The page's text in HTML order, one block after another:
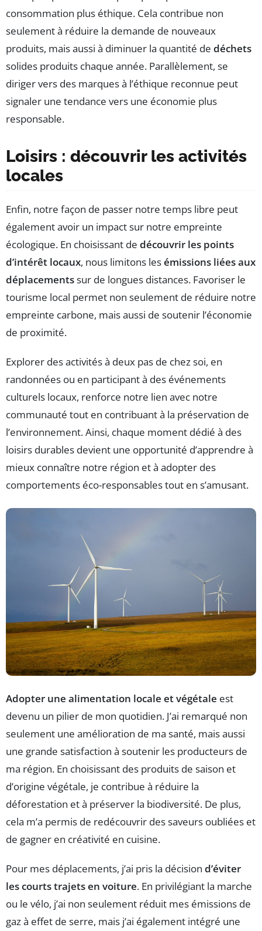
consommation plus éthique. Cela contribue non
seulement à réduire la demande de nouveaux
produits, mais aussi à diminuer la quantité de déchets
solides produits chaque année. Parallèlement, se
diriger vers des marques à l’éthique reconnue peut
signaler une tendance vers une économie plus
responsable.
Loisirs : découvrir les activités
locales
Enfin, notre façon de passer notre temps libre peut
également avoir un impact sur notre empreinte
écologique. En choisissant de découvrir les points
d’intérêt locaux, nous limitons lesémissions liées aux
déplacementssur de longues distances. Favoriser le
tourisme local permet non seulement de réduire notre
empreinte carbone, mais aussi de soutenir l’économie
de proximité.
Explorer des activités à deux pas de chez soi, en
randonnées ou en participant à des événements
culturels locaux, renforce notre lien avec notre
communauté tout en contribuant à la préservation de
l’environnement. Ainsi, chaque moment dédié à des
loisirs durables devient une opportunité d’apprendre à
mieux connaître notre région et à adopter des
comportements éco-responsables tout en s’amusant.
Adopter une alimentation locale et végétale est
devenu un pilier de mon quotidien. J’ai remarqué non
seulement une amélioration de ma santé, mais aussi
une grande satisfaction à soutenir les producteurs de
ma région. En choisissant des produits de saison et
d’origine végétale, je contribue à réduire la
déforestation et à préserver la biodiversité. De plus,
cela m’a permis de redécouvrir des saveurs oubliées et
de gagner en créativité en cuisine.
Pour mes déplacements, j’ai pris la décision d’éviter
les courts trajets en voiture. En privilégiant la marche
ou le vélo, j’ai non seulement réduit mes émissions de
gaz à effet de serre, mais j’ai également intégré une